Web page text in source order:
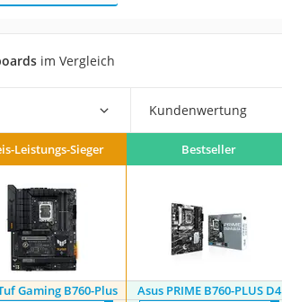
im Vergleich
Kundenwertung
Leistungs-Sieger Bestseller
Gaming B760-Plus Asus PRIME B760-PLUS D4